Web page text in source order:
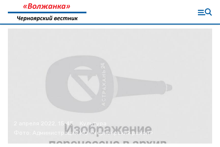
2 апреля 2022, 15:45
Культура
Администрация МО «Черноярский район»